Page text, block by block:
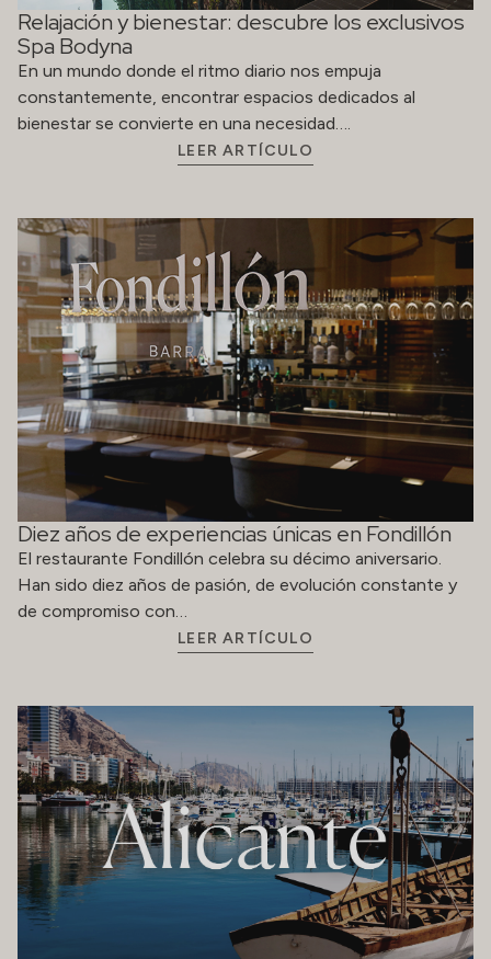
Relajación y bienestar: descubre los exclusivos
Spa Bodyna
En un mundo donde el ritmo diario nos empuja
constantemente, encontrar espacios dedicados al
bienestar se convierte en una necesidad….
LEER ARTÍCULO
Diez años de experiencias únicas en Fondillón
El restaurante Fondillón celebra su décimo aniversario.
Han sido diez años de pasión, de evolución constante y
de compromiso con…
LEER ARTÍCULO